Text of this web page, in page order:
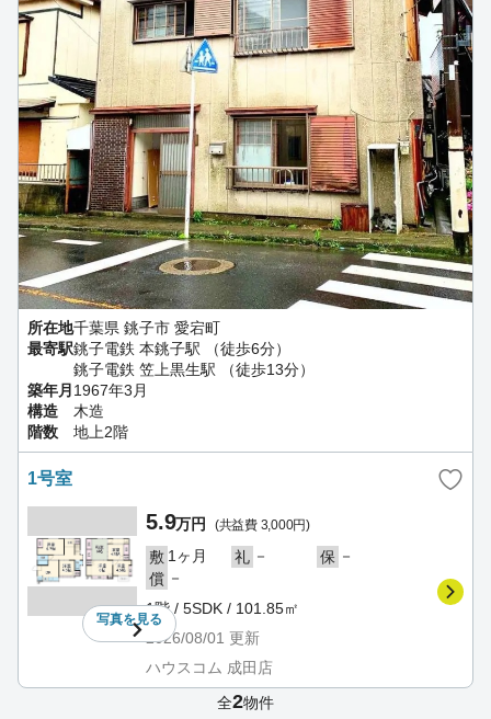
所在地千葉県 銚子市 愛宕町
最寄駅銚子電鉄 本銚子駅 （徒歩6分）
銚子電鉄 笠上黒生駅 （徒歩13分）
築年月 1967年3月
構造
木造
階数
地上2階
1号室
写真を見る
5.9万円 (共益費 3,000円)
敷 1ヶ月 礼 － 保 －
償 －
1階 / 5SDK / 101.85㎡
2026/08/01 更新
ハウスコム 成田店
全2物件